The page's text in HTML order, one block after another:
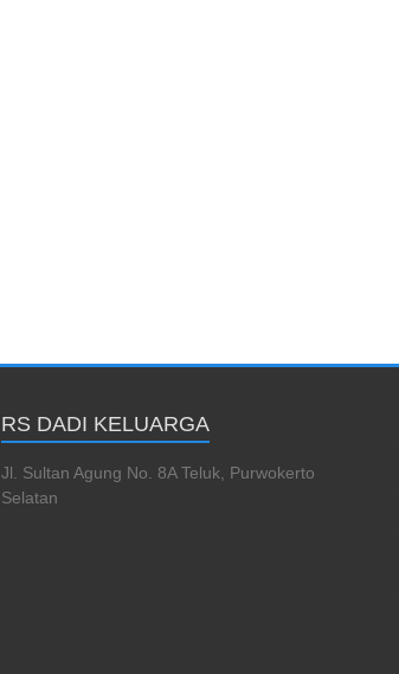
RS DADI KELUARGA
Jl. Sultan Agung No. 8A Teluk, Purwokerto
Selatan